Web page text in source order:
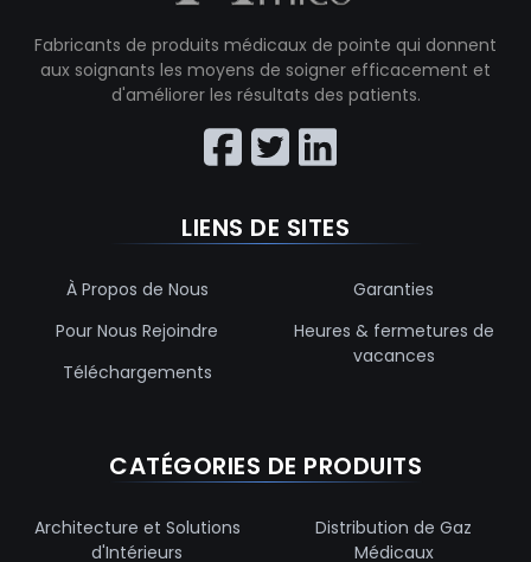
Fabricants de produits médicaux de pointe qui donnent
aux soignants les moyens de soigner efficacement et
d'améliorer les résultats des patients.
LIENS DE SITES
À Propos de Nous
Pour Nous Rejoindre
Téléchargements
Garanties
Heures & fermetures de
vacances
CATÉGORIES DE PRODUITS
Architecture et Solutions
d'Intérieurs
Distribution de Gaz
Médicaux